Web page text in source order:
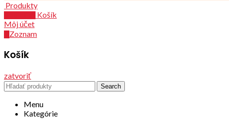
Produkty
Košík
Môj účet
Zoznam
Košík
zatvoriť
Search
Menu
Kategórie